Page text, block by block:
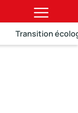
Transition